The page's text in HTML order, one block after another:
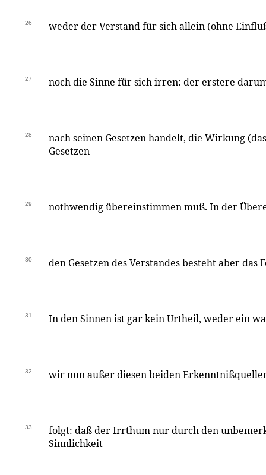
26 weder der Verstand für sich allein (ohne
27 noch die Sinne für sich irren: der erstere
28
nach seinen Gesetzen handelt, die Wirkung
Gesetzen
29 nothwendig übereinstimmen muß. In der
30 den Gesetzen des Verstandes besteht aber
31 In den Sinnen ist gar kein Urtheil, weder ein
32 wir nun außer diesen beiden
33
folgt: daß der Irrthum nur durch den
Sinnlichkeit